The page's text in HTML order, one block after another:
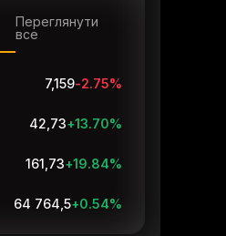
Переглянути
все
7,159-2.75%
42,73+13.70%
161,73+19.84%
64 764,5+0.54%